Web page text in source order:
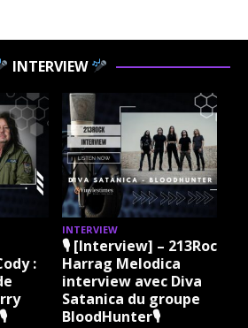
INTERVIEW
:
INTERVIEW
🎙 [Interview] – 213Rock
Harrag Melodica
interview avec Diva
Satanica du groupe
BloodHunter🎙